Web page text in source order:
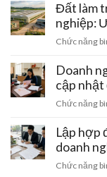
Đất làm
nghiệp:
Chức năng
Doanh
cập nhật
Chức năng
Lập hợp
doanh
Chức năng